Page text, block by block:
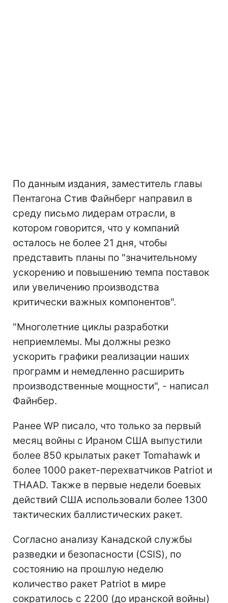
По данным издания, заместитель главы
Пентагона Стив Файнберг направил в
среду письмо лидерам отрасли, в
котором говорится, что у компаний
осталось не более 21 дня, чтобы
представить планы по "значительному
ускорению и повышению темпа поставок
или увеличению производства
критически важных компонентов".
"Многолетние циклы разработки
неприемлемы. Мы должны резко
ускорить графики реализации наших
программ и немедленно расширить
производственные мощности", - написал
Файнбер.
Ранее WP писало, что только за первый
месяц войны с Ираном США выпустили
более 850 крылатых ракет Tomahawk и
более 1000 ракет-перехватчиков Patriot и
THAAD. Также в первые недели боевых
действий США использовали более 1300
тактических баллистических ракет.
Согласно анализу Канадской службы
разведки и безопасности (CSIS), по
состоянию на прошлую неделю
количество ракет Patriot в мире
сократилось с 2200 (до иранской войны)